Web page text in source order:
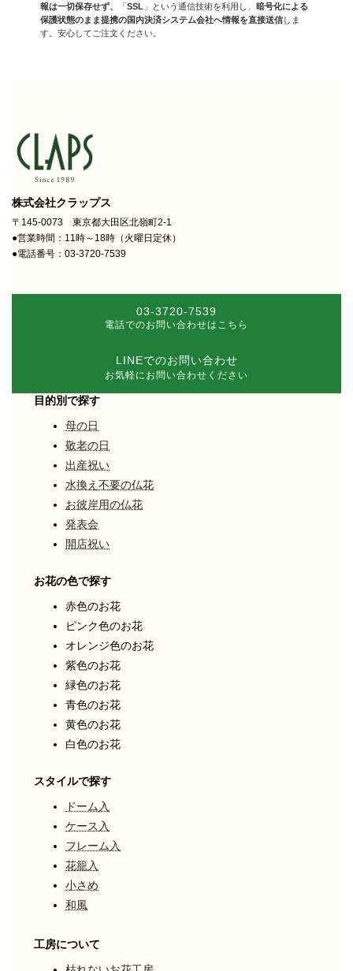
報は一切保存せず、
「SSL 」という通信技術を利用し、 暗号化による
保護状態のまま提携の国内決済システム会社へ情報を直接送信しま
す。安心してご注文ください。
株式会社クラップス
〒145-0073 東京都大田区北嶺町2-1
●営業時間：11時～18時（火曜日定休）
●電話番号：03-3720-7539
03-3720-7539
電話でのお問い合わせはこちら
LINEでのお問い合わせ
お気軽にお問い合わせください
目的別で探す
母の日
敬老の日
出産祝い
水換え不要の仏花
お彼岸用の仏花
発表会
開店祝い
お花の色で探す
赤色のお花
ピンク色のお花
オレンジ色のお花
紫色のお花
緑色のお花
青色のお花
黄色のお花
白色のお花
スタイルで探す
ドーム入
ケース入
フレーム入
花籠入
小さめ
和風
工房について